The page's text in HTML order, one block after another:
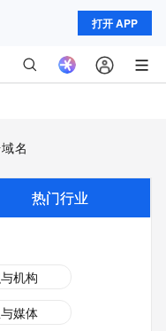
打开 APP
名
热门行业
机构
媒体